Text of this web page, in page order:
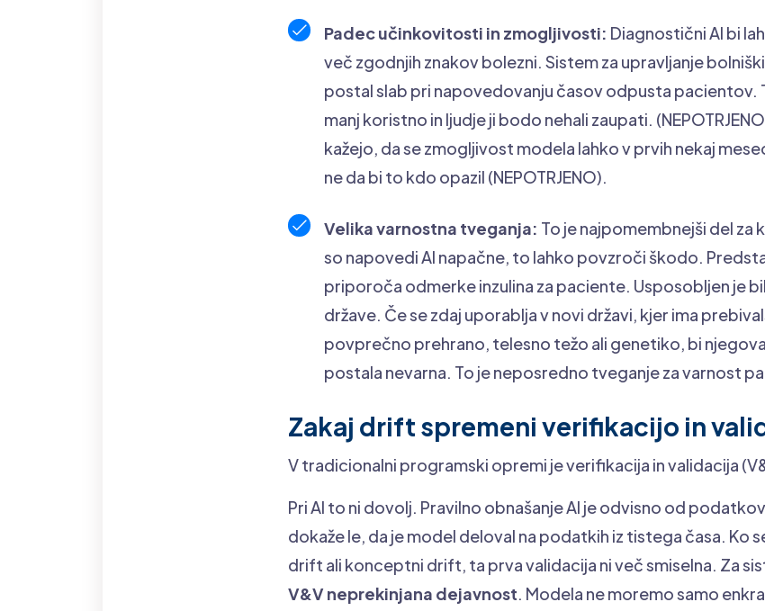
Padec učinkovitosti in zmogljivosti: Diagnostični AI bi
več zgodnjih znakov bolezni. Sistem za upravljanje
postal slab pri napovedovanju časov odpusta pacientov.
manj koristno in ljudje ji bodo nehali zaupati.
kažejo, da se zmogljivost modela lahko v prvih nekaj
ne da bi to kdo opazil (NEPOTRJENO).
Velika varnostna tveganja: To je najpomembnejši del za
so napovedi AI napačne, to lahko povzroči škodo.
priporoča odmerke inzulina za paciente. Usposobljen je
države. Če se zdaj uporablja v novi državi, kjer ima
povprečno prehrano, telesno težo ali genetiko, bi
postala nevarna. To je neposredno tveganje za varnost
Zakaj drift spremeni verifikacijo in
V tradicionalni programski opremi je verifikacija in validacija
Pri AI to ni dovolj. Pravilno obnašanje AI je odvisno od
dokaže le, da je model deloval na podatkih iz tistega časa. Ko
drift ali konceptni drift, ta prva validacija ni več smiselna. Za
V&V neprekinjana dejavnost. Modela ne moremo samo